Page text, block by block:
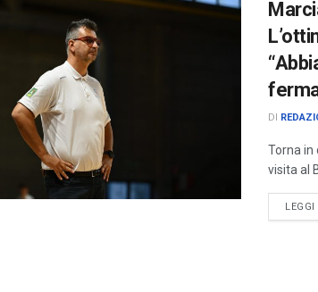
DI
Torna in
visita al